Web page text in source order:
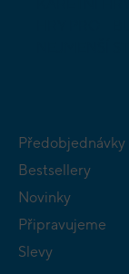
Předobjednávky
Bestsellery
Novinky
Připravujeme
Slevy